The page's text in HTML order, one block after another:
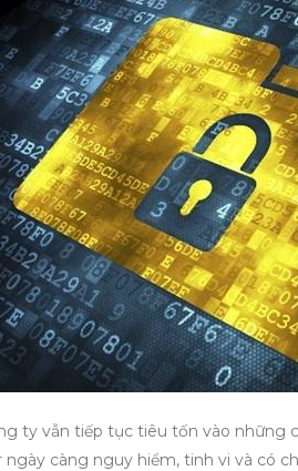
ty vẫn tiếp tục tiêu tốn vào những
ngày càng nguy hiểm, tinh vi và có